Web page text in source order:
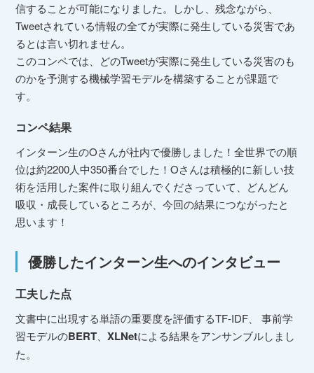
信することが可能になりました。しかし、残念ながら、
Tweetされている情報の全てが実際に発生している災害であ
るとは言い切れません。
このコンペでは、どのTweetが実際に発生している災害のも
のかを予測する機械学習モデルを構築することが課題で
す。
コンペ結果
インターン生のOさんが社内で優勝しました！全世界での順
位は約2200人中350番台でした！Oさんは積極的に新しい技
術を活用した案件に取り組んでくださっていて、どんどん
吸収・成長しているところが、今回の結果につながったと
思います！
優勝したインターン生へのインタビュー
工夫した点
文書中に出現する単語の重要度を評価するTF-IDF、 事前学
習モデルのBERT 、XLNetによる結果をアンサンブルしまし
た。